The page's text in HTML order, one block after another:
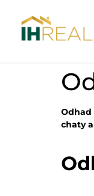
Odhad
chaty